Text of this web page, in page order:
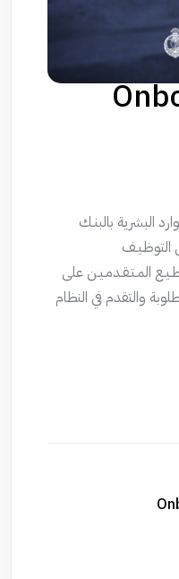
البشرية بالبنـك
المـتـقـدمـيـن على
والتقدم في النظام